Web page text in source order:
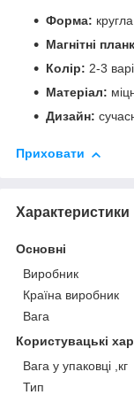
Форма: кругла
Магнітні
Колір: 2-3
Матеріал:
Дизайн:
Приховати
Характеристики
Основні
Виробник
Країна виробник
Вага
Користувацькі
Вага у упаковці ,кг
Тип